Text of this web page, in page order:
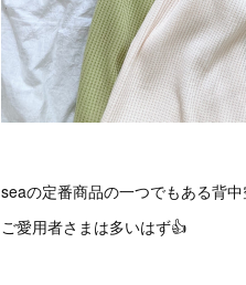
seaの定番商品の一つでもある背
ご愛用者さまは多いはず👍